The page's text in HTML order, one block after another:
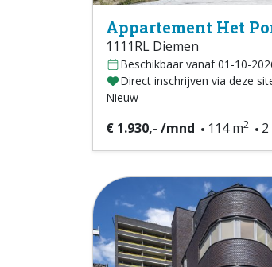
Appartement Het
1111RL Diemen
Beschikbaar vanaf 01-10-
Direct inschrijven via deze
Nieuw
€ 1.930,- /mnd 114 m2